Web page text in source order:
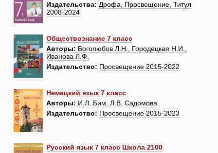
Издательства: Дрофа, Просвещение, Титул
2008-2024
Обществознание 7 класс
Авторы: Боголюбов Л.Н., Городецкая Н.И.,
Иванова Л.Ф.
Издательство: Просвещение 2015-2022
Немецкий язык 7 класс
Авторы: И.Л. Бим, Л.В. Садомова
Издательство: Просвещение 2015-2023
Русский язык 7 класс Школа 2100